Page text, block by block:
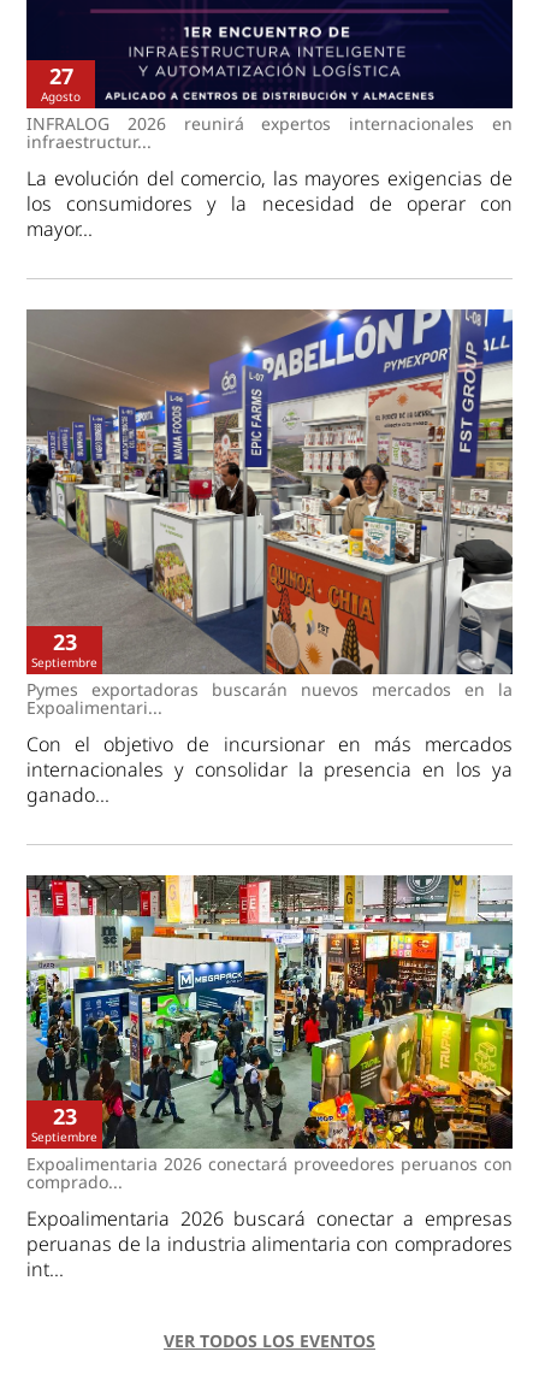
27
Agosto
INFRALOG 2026 reunirá expertos internacionales en
infraestructur...
La evolución del comercio, las mayores exigencias de
los consumidores y la necesidad de operar con
mayor...
23
Septiembre
Pymes exportadoras buscarán nuevos mercados en la
Expoalimentari...
Con el objetivo de incursionar en más mercados
internacionales y consolidar la presencia en los ya
ganado...
23
Septiembre
Expoalimentaria 2026 conectará proveedores peruanos con
comprado...
Expoalimentaria 2026 buscará conectar a empresas
peruanas de la industria alimentaria con compradores
int...
VER TODOS LOS EVENTOS